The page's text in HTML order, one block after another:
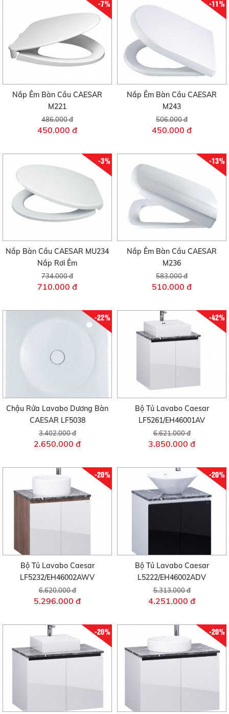
-7%
Nắp Êm Bàn Cầu CAESAR
M221
486.000 đ
450.000 đ
-11%
Nắp Êm Bàn Cầu CAESAR
M243
506.000 đ
450.000 đ
-3%
Nắp Bàn Cầu CAESAR MU234
Nắp Rơi Êm
734.000 đ
710.000 đ
-13%
Nắp Êm Bàn Cầu CAESAR
M236
583.000 đ
510.000 đ
-22%
Chậu Rửa Lavabo Dương Bàn
CAESAR LF5038
3.402.000 đ
2.650.000 đ
-42%
Bộ Tủ Lavabo Caesar
LF5261/EH46001AV
6.621.000 đ
3.850.000 đ
-20%
Bộ Tủ Lavabo Caesar
LF5232/EH46002AWV
6.620.000 đ
5.296.000 đ
-20%
Bộ Tủ Lavabo Caesar
L5222/EH46002ADV
5.313.000 đ
4.251.000 đ
-20% -20%